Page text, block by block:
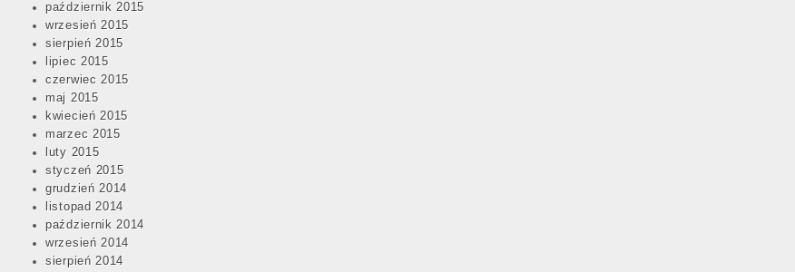
październik 2015
wrzesień 2015
sierpień 2015
lipiec 2015
czerwiec 2015
maj 2015
kwiecień 2015
marzec 2015
luty 2015
styczeń 2015
grudzień 2014
listopad 2014
październik 2014
wrzesień 2014
sierpień 2014